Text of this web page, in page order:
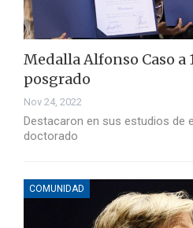
Medalla Alfonso Caso a
posgrado
Nov 24, 2022
Destacaron en sus estudios de
doctorado
COMUNIDAD